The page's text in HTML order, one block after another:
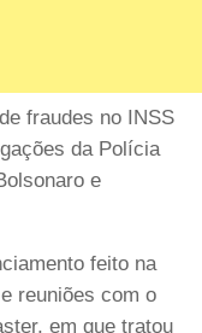
fraudes no INSS
da Polícia
e
feito na
reuniões com o
em que tratou